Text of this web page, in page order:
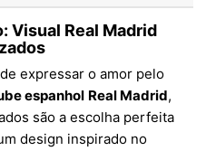
Visual Real Madrid
expressar o amor pelo
espanhol Real Madrid,
são a escolha perfeita
design inspirado no